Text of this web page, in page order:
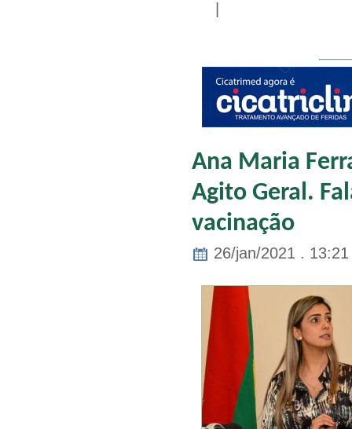
Ana Maria
Agito Geral.
vacinação
26/jan/2021 . 13:21